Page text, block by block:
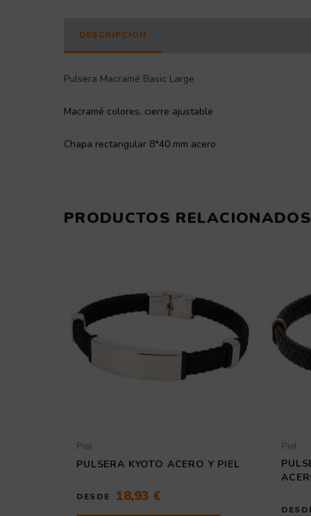
DESCRIPCIÓN
Pulsera Macramé Basic Large
Macramé colores, cierre ajustable
Chapa rectangular 8*40 mm acero
PRODUCTOS RELACIONADOS
Piel
PULSERA KYOTO ACERO Y PIEL
DESDE 18,93 €
variantes.
Las
opciones
se
pueden
elegir
Piel